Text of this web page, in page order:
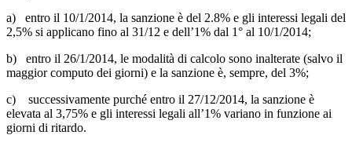
a) entro il 10/1/2014, la sanzione è del 2.8% e gli interessi legali del
2,5% si applicano fino al 31/12 e dell’1% dal 1° al 10/1/2014;
b) entro il 26/1/2014, le modalità di calcolo sono inalterate (salvo il
maggior computo dei giorni) e la sanzione è, sempre, del 3%;
c) successivamente purché entro il 27/12/2014, la sanzione è
elevata al 3,75% e gli interessi legali all’1% variano in funzione ai
giorni di ritardo.